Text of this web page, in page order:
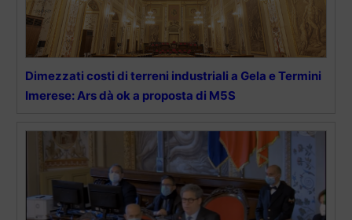
Dimezzati costi di terreni industriali a Gela e Termini
Imerese: Ars dà ok a proposta di M5S